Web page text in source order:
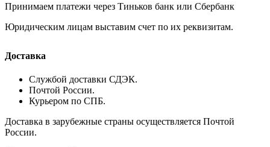
Принимаем платежи через Тиньков банк или Сбербанк
Юридическим лицам выставим счет по их реквизитам.
Доставка
Службой доставки СДЭК.
Почтой России.
Курьером по СПБ.
Доставка в зарубежные страны осуществляется Почтой
России.